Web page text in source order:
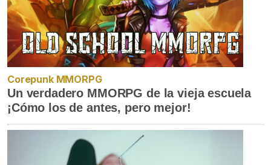
Corepunk MMORPG
Un verdadero MMORPG de la vieja escuela
¡Cómo los de antes, pero mejor!